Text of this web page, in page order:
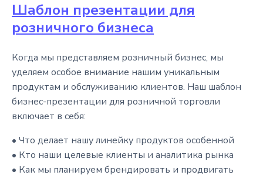
Шаблон презентации для
розничного бизнеса
Когда мы представляем розничный бизнес, мы
уделяем особое внимание нашим уникальным
продуктам и обслуживанию клиентов. Наш шаблон
бизнес-презентации для розничной торговли
включает в себя:
• Что делает нашу линейку продуктов особенной
• Кто наши целевые клиенты и аналитика рынка
• Как мы планируем брендировать и продвигать